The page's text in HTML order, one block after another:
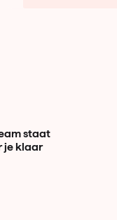
staat
je klaar